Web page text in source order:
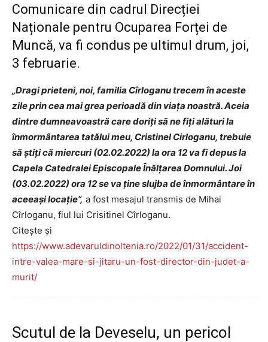
Comunicare din cadrul Direcției
Naționale pentru Ocuparea Forței de
Muncă, va fi condus pe ultimul drum, joi,
3 februarie.
„Dragi prieteni, noi, familia Cîrloganu trecem în aceste
zile prin cea mai grea perioadă din viața noastră. Aceia
dintre dumneavoastră care doriți să ne fiți alături la
înmormântarea tatălui meu, Cristinel Cirloganu, trebuie
să știți că miercuri (02.02.2022) la ora 12 va fi depus la
Capela Catedralei Episcopale Înălțarea Domnului. Joi
(03.02.2022) ora 12 se va ține slujba de înmormântare în
aceeași locație”, a fost mesajul transmis de Mihai
Cîrloganu, fiul lui Crisitinel Cîrloganu.
Citește și
https://www.adevaruldinoltenia.ro/2022/01/31/accident-
intre-valea-mare-si-jitaru-un-fost-director-din-judet-a-
murit/
Scutul de la Deveselu, un pericol